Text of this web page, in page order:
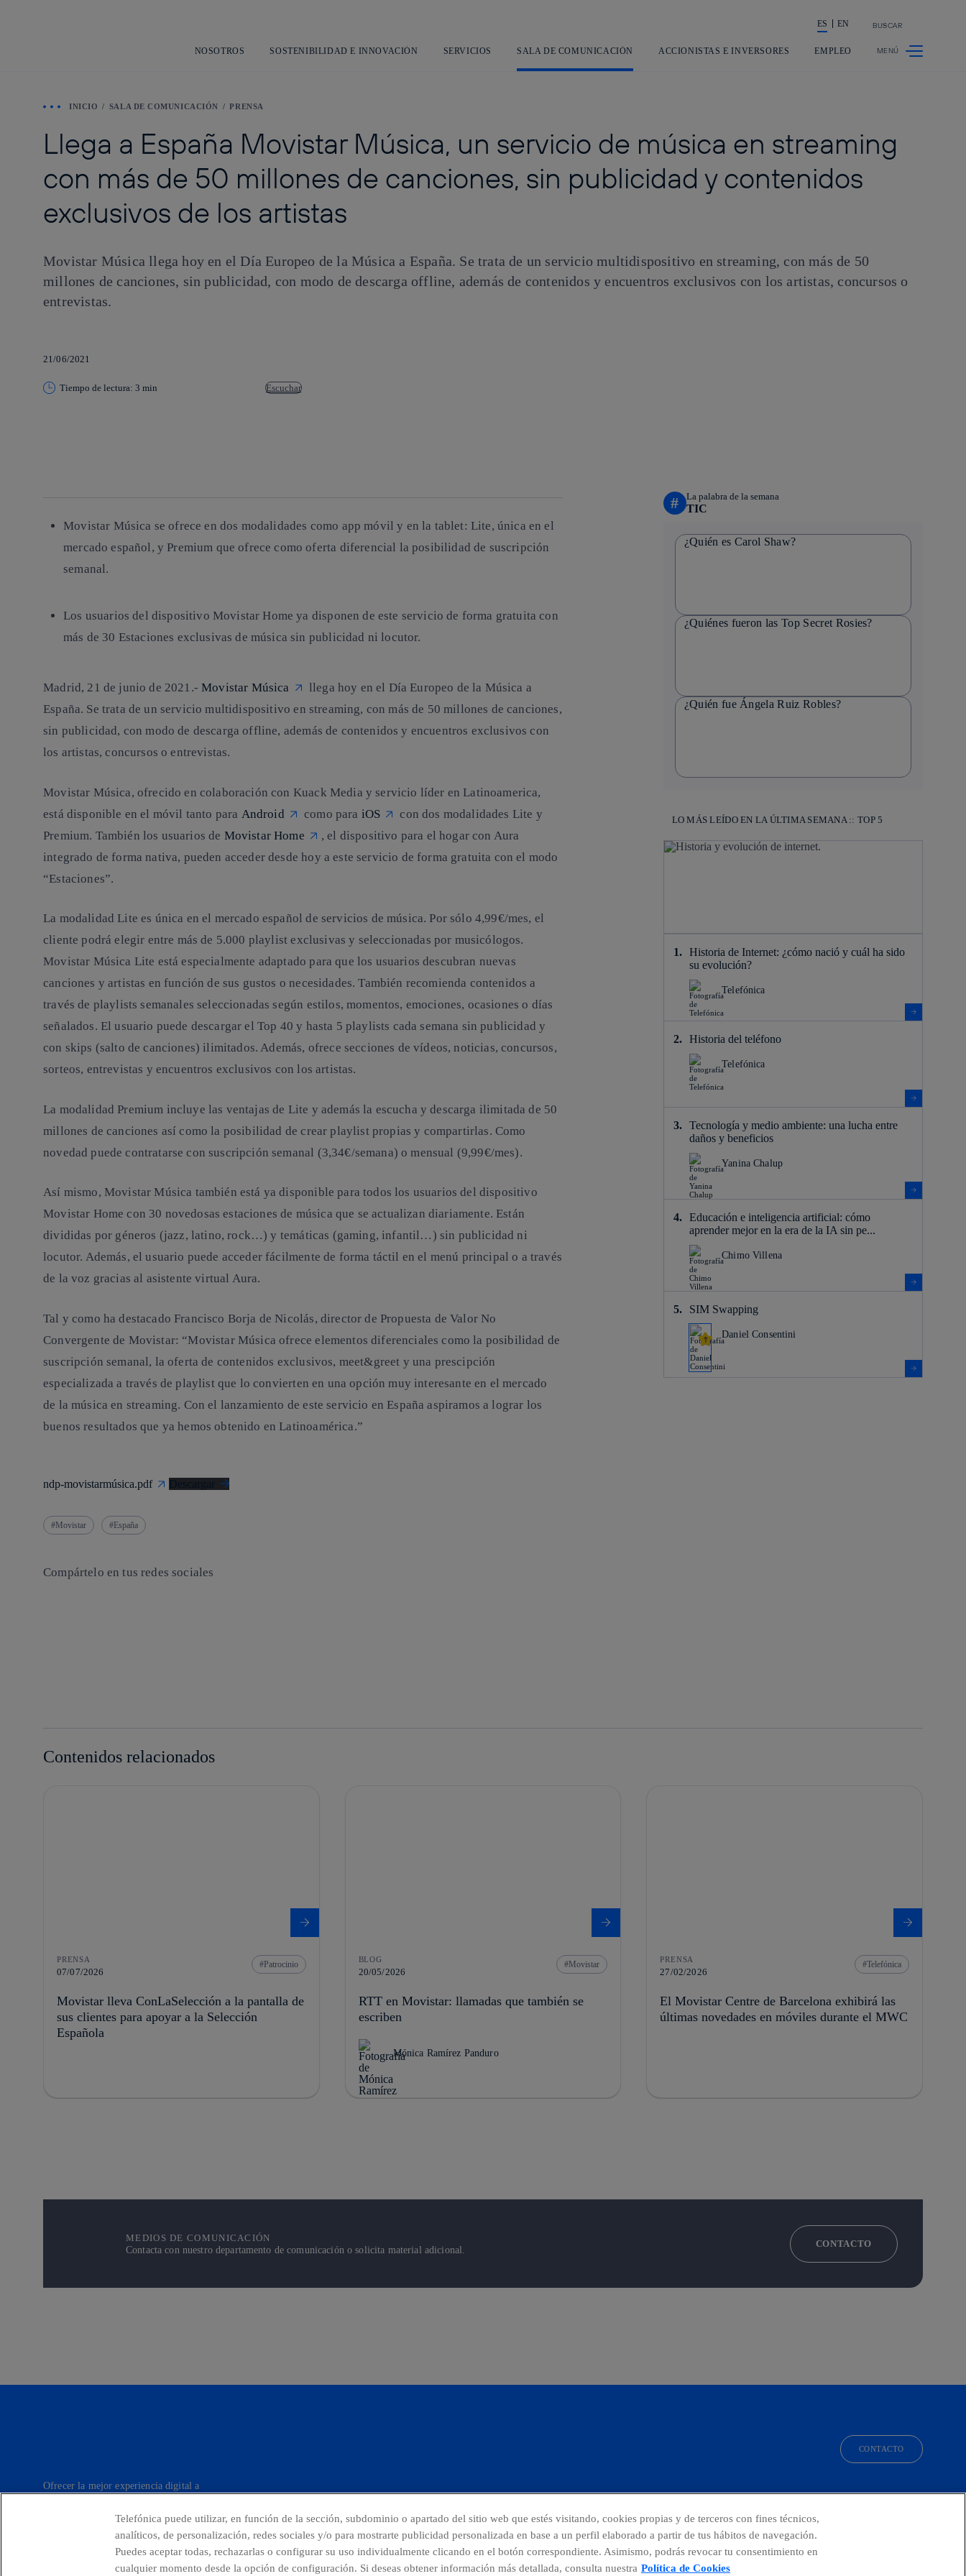
principal
La acción en accionistas e inversores
ES EN BUSCAR
NOSOTROS SOSTENIBILIDAD E INNOVACIÓN SERVICIOS SALA DE COMUNICACIÓN ACCIONISTAS E INVERSORES EMPLEO
INICIO SALA DE COMUNICACIÓN PRENSA
Llega a España Movistar Música, un servicio de música en streaming
con más de 50 millones de canciones, sin publicidad y contenidos
exclusivos de los artistas
Movistar Música llega hoy en el Día Europeo de la Música a España. Se trata de un servicio multidispositivo en streaming, con más de 50
millones de canciones, sin publicidad, con modo de descarga offline, además de contenidos y encuentros exclusivos con los artistas, concursos o
entrevistas.
21/06/2021
Tiempo de lectura: 3 min Escuchar
Movistar Música se ofrece en dos modalidades como app móvil y en la tablet: Lite, única en el
mercado español, y Premium que ofrece como oferta diferencial la posibilidad de suscripción
semanal.
Los usuarios del dispositivo Movistar Home ya disponen de este servicio de forma gratuita con
más de 30 Estaciones exclusivas de música sin publicidad ni locutor.
Madrid, 21 de junio de 2021.- Movistar Música
llega hoy en el Día Europeo de la Música a
España. Se trata de un servicio multidispositivo en streaming, con más de 50 millones de canciones,
sin publicidad, con modo de descarga offline, además de contenidos y encuentros exclusivos con
los artistas, concursos o entrevistas.
Movistar Música, ofrecido en colaboración con Kuack Media y servicio líder en Latinoamerica,
está disponible en el móvil tanto para Android como para iOS
con dos modalidades Lite y
Premium. También los usuarios de Movistar Home
, el dispositivo para el hogar con Aura
integrado de forma nativa, pueden acceder desde hoy a este servicio de forma gratuita con el modo
“Estaciones”.
La modalidad Lite es única en el mercado español de servicios de música. Por sólo 4,99€/mes, el
cliente podrá elegir entre más de 5.000 playlist exclusivas y seleccionadas por musicólogos.
Movistar Música Lite está especialmente adaptado para que los usuarios descubran nuevas
canciones y artistas en función de sus gustos o necesidades. También recomienda contenidos a
través de playlists semanales seleccionadas según estilos, momentos, emociones, ocasiones o días
señalados. El usuario puede descargar el Top 40 y hasta 5 playlists cada semana sin publicidad y
con skips (salto de canciones) ilimitados. Además, ofrece secciones de vídeos, noticias, concursos,
sorteos, entrevistas y encuentros exclusivos con los artistas.
La modalidad Premium incluye las ventajas de Lite y además la escucha y descarga ilimitada de 50
millones de canciones así como la posibilidad de crear playlist propias y compartirlas. Como
novedad puede contratarse con suscripción semanal (3,34€/semana) o mensual (9,99€/mes).
Así mismo, Movistar Música también está ya disponible para todos los usuarios del dispositivo
Movistar Home con 30 novedosas estaciones de música que se actualizan diariamente. Están
divididas por géneros (jazz, latino, rock…) y temáticas (gaming, infantil…) sin publicidad ni
locutor. Además, el usuario puede acceder fácilmente de forma táctil en el menú principal o a través
de la voz gracias al asistente virtual Aura.
Tal y como ha destacado Francisco Borja de Nicolás, director de Propuesta de Valor No
Convergente de Movistar: “Movistar Música ofrece elementos diferenciales como la posibilidad de
suscripción semanal, la oferta de contenidos exclusivos, meet&greet y una prescipción
especializada a través de playlist que lo convierten en una opción muy interesante en el mercado
de la música en streaming. Con el lanzamiento de este servicio en España aspiramos a lograr los
buenos resultados que ya hemos obtenido en Latinoamérica.”
ndp-movistarmúsica.pdf Descargar
Movistar España
Compártelo en tus redes sociales
# La palabra de la semana
TIC
¿Quién es Carol Shaw?
¿Quiénes fueron las Top Secret Rosies?
¿Quién fue Ángela Ruiz Robles?
LO MÁS LEÍDO EN LA ÚLTIMA SEMANA :: TOP 5
Historia de Internet: ¿cómo nació y cuál ha sido
su evolución?
Telefónica
Historia del teléfono
Telefónica
Tecnología y medio ambiente: una lucha entre
daños y beneficios
Yanina Chalup
Educación e inteligencia artificial: cómo
aprender mejor en la era de la IA sin pe...
Chimo Villena
SIM Swapping
Daniel Consentini
Contenidos relacionados
PRENSA
07/07/2026
Patrocinio
Movistar lleva ConLaSelección a la pantalla de
sus clientes para apoyar a la Selección
Española
BLOG
20/05/2026
Movistar
RTT en Movistar: llamadas que también se
escriben
Mónica Ramírez Panduro
PRENSA
27/02/2026
Telefónica
El Movistar Centre de Barcelona exhibirá las
últimas novedades en móviles durante el MWC
MEDIOS DE COMUNICACIÓN
Contacta con nuestro departamento de comunicación o solicita material adicional.
CONTACTO
Ofrecer la mejor experiencia digital a
youtube
CONTACTO
Países y Unidades emergentes Canal de Denuncias Centro Global Transparencia
Telefónica puede utilizar, en función de la sección, subdominio o apartado del sitio web que estés visitando, cookies propias y de terceros con fines técnicos,
analíticos, de personalización, redes sociales y/o para mostrarte publicidad personalizada en base a un perfil elaborado a partir de tus hábitos de navegación.
Puedes aceptar todas, rechazarlas o configurar su uso individualmente clicando en el botón correspondiente. Asimismo, podrás revocar tu consentimiento en
cualquier momento desde la opción de configuración. Si deseas obtener información más detallada, consulta nuestra Política de Cookies